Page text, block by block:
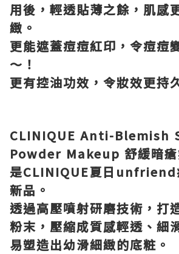
用後，輕透貼薄之餘，肌感
緻。
更能遮蓋痘痘紅印，令痘痘
～！
更有控油功效，令妝效更持
CLINIQUE Anti-Blemish
Powder Makeup 舒緩暗
是CLINIQUE夏日 unfriend
新品。
透過高壓噴射研磨技術，打
粉末，壓縮成質感輕透、細
易塑造出幼滑細緻的底粧。